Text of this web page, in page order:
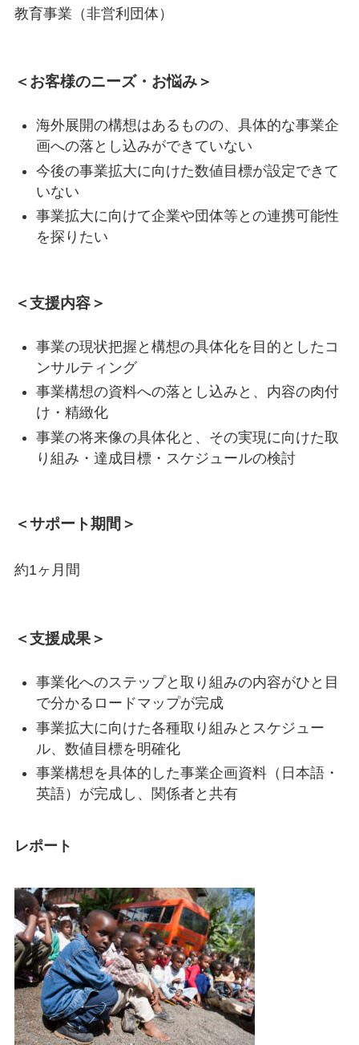
教育事業（非営利団体）
＜お客様のニーズ・お悩み＞
海外展開の構想はあるものの、具体的な事業企
画への落とし込みができていない
今後の事業拡大に向けた数値目標が設定できて
いない
事業拡大に向けて企業や団体等との連携可能性
を探りたい
＜支援内容＞
事業の現状把握と構想の具体化を目的としたコ
ンサルティング
事業構想の資料への落とし込みと、内容の肉付
け・精緻化
事業の将来像の具体化と、その実現に向けた取
り組み・達成目標・スケジュールの検討
＜サポート期間＞
約1ヶ月間
＜支援成果＞
事業化へのステップと取り組みの内容がひと目
で分かるロードマップが完成
事業拡大に向けた各種取り組みとスケジュー
ル、数値目標を明確化
事業構想を具体的した事業企画資料（日本語・
英語）が完成し、関係者と共有
レポート